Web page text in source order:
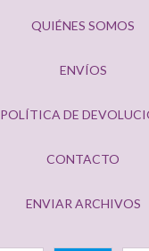
QUIÉNES SOMOS
ENVÍOS
POLÍTICA DE
CONTACTO
ENVIAR ARCHIVOS